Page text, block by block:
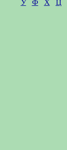
У
Ф Х Ц